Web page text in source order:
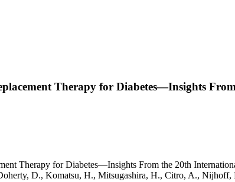
Therapy for Diabetes—Insights
Therapy for Diabetes—Insights From the 20th
D., Komatsu, H., Mitsugashira, H., Citro, A.,